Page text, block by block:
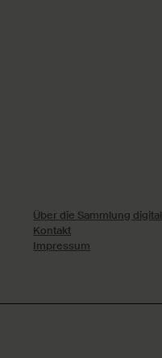
Über die Sammlung digital
Kontakt
Impressum